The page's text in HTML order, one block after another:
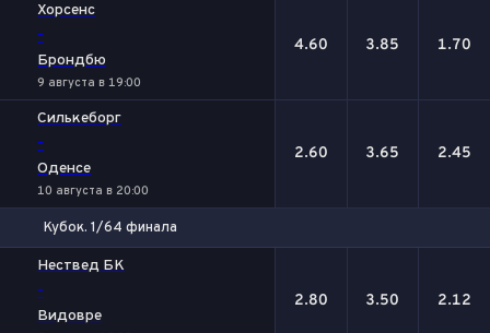
Хорсенс
-
Брондбю
9 августа в 19:00
4.60 3.85 1.70
Силькеборг
-
Оденсе
10 августа в 20:00
2.60 3.65 2.45
Кубок. 1/64 финала
Нествед БK
-
Видовре
2.80 3.50 2.12